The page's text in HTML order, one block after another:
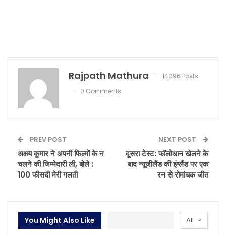
Rajpath Mathura
14096 Posts
0 Comments
PREV POST
अक्षय कुमार ने अपनी फिल्मों के न
चलने की जिम्मेदारी ली, बोले :
100 फीसदी मेरी गलती
NEXT POST
दूसरा टेस्ट: फॉलोआन खेलने के
बाद न्यूजीलैंड की इंग्लैंड पर एक
रन से रोमांचक जीत
All
You Might Also Like